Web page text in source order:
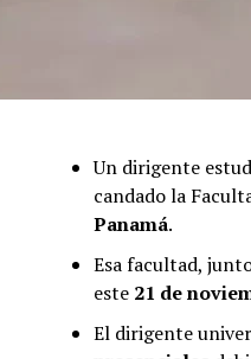
Un dirigente
candado la
Panamá.
Esa facultad,
este 21 de
El dirigente